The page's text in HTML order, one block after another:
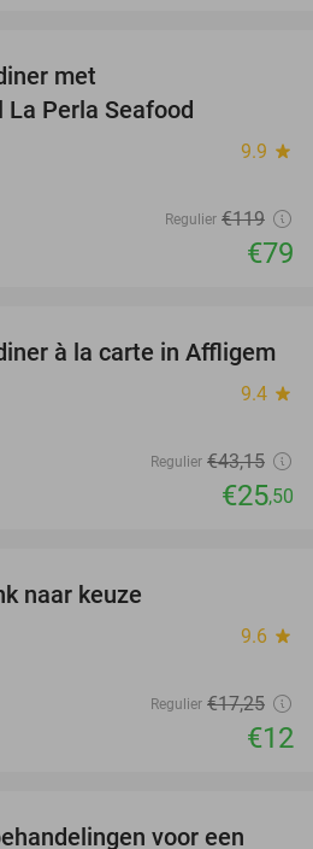
met
Perla Seafood
9.9 star
Regulier €119
€79
41%
à la carte in Affligem
9.4 star
Regulier €43,15
€25,50
naar keuze
9.6 star
Regulier €17,25
€12
voor een